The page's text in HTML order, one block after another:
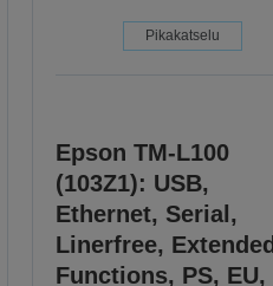
Pikakatselu
Epson TM-L100
(103Z1): USB,
Ethernet, Serial,
Linerfree, Extended
Functions, PS, EU,